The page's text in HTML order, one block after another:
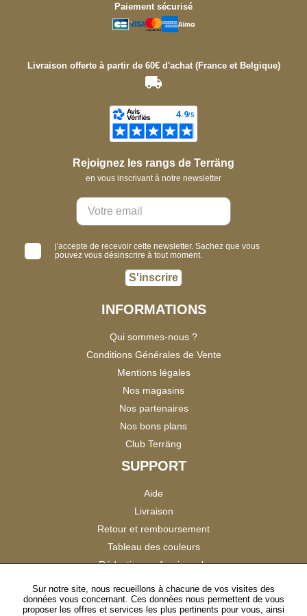
Paiement sécurisé
Livraison offerte à partir de 60€ d'achat (France et Belgique)
Rejoignez les rangs de Terräng
en vous inscrivant à notre newsletter
j'accepte de recevoir cette newsletter. Sachez que vous
pouvez vous désinscrire à tout moment.
S'inscrire
INFORMATIONS
Qui sommes-nous ?
Conditions Générales de Vente
Mentions légales
Nos magasins
Nos partenaires
Nos bons plans
Club Terräng
SUPPORT
Aide
Livraison
Retour et remboursement
Tableau des couleurs
Réduction professionnels
Catalogues
Satisfaction Clients
Sur notre site, nous recueillons à chacune de vos visites des
données vous concernant. Ces données nous permettent de vous
proposer les offres et services les plus pertinents pour vous, ainsi